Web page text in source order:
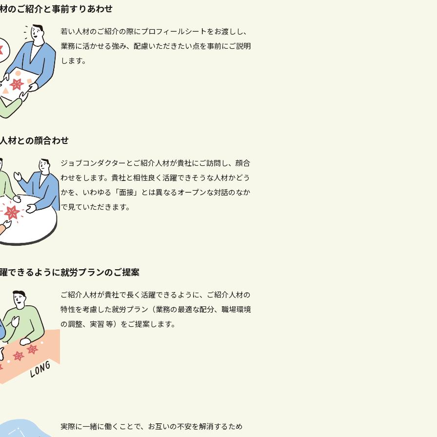
のご紹介と事前すりあわせ
若い人材のご紹介の際にプロフィールシートをお渡しし、
業務に活かせる強み、配慮いただきたい点を事前にご説明
します。
材との顔合わせ
ジョブコンダクターとご紹介人材が貴社にご訪問し、顔合
わせをします。貴社と相性良く活躍できそうな人材かどう
かを、いわゆる「面接」とは異なるオープンな対話のなか
で見ていただきます。
できるように就労プランのご提案
ご紹介人材が貴社で長く活躍できるように、ご紹介人材の
特性を考慮した就労プラン（業務の最適な配分、職場環境
の調整、実習 等）をご提案します。
実際に一緒に働くことで、お互いの不安を解消するため